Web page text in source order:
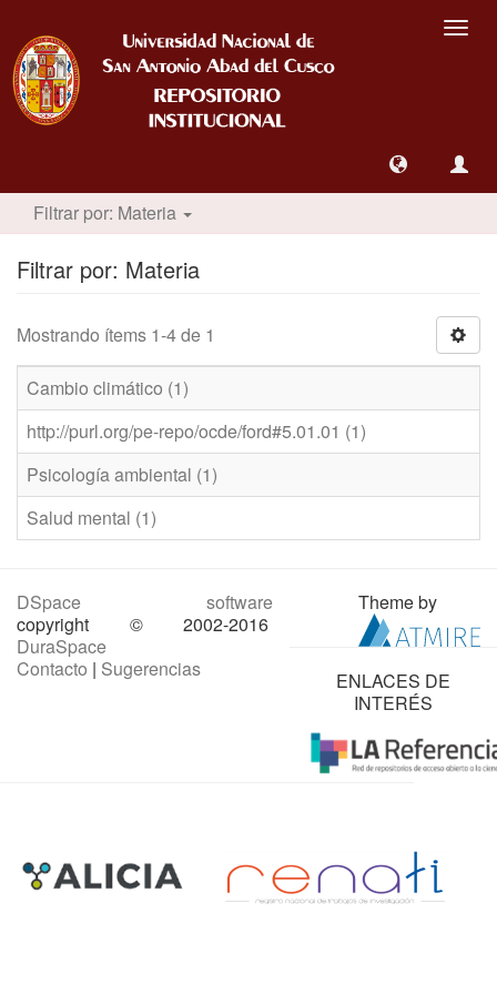
Filtrar por: Materia
Filtrar por: Materia
Mostrando ítems 1-4 de 1
Cambio climático (1)
http://purl.org/pe-repo/ocde/ford#5.01.01 (1)
Psicología ambiental (1)
Salud mental (1)
DSpace software
copyright © 2002-2016
DuraSpace
Contacto | Sugerencias
Theme by
ENLACES DE
INTERÉS